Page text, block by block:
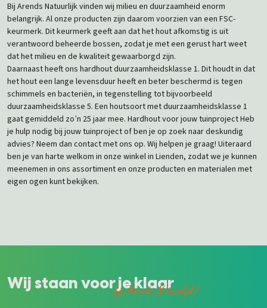
Bij Arends Natuurlijk vinden wij milieu en duurzaamheid enorm
belangrijk. Al onze producten zijn daarom voorzien van een FSC-
keurmerk. Dit keurmerk geeft aan dat het hout afkomstig is uit
verantwoord beheerde bossen, zodat je met een gerust hart weet
dat het milieu en de kwaliteit gewaarborgd zijn.
Daarnaast heeft ons hardhout duurzaamheidsklasse 1. Dit houdt in dat
het hout een lange levensduur heeft en beter beschermd is tegen
schimmels en bacteriën, in tegenstelling tot bijvoorbeeld
duurzaamheidsklasse 5. Een houtsoort met duurzaamheidsklasse 1
gaat gemiddeld zo’n 25 jaar mee. Hardhout voor jouw tuinproject Heb
je hulp nodig bij jouw tuinproject of ben je op zoek naar deskundig
advies? Neem dan contact met ons op. Wij helpen je graag! Uiteraard
ben je van harte welkom in onze winkel in Lienden, zodat we je kunnen
meenemen in ons assortiment en onze producten en materialen met
eigen ogen kunt bekijken.
Wij staan voor je klaar
bij Arends Natuurlijk!